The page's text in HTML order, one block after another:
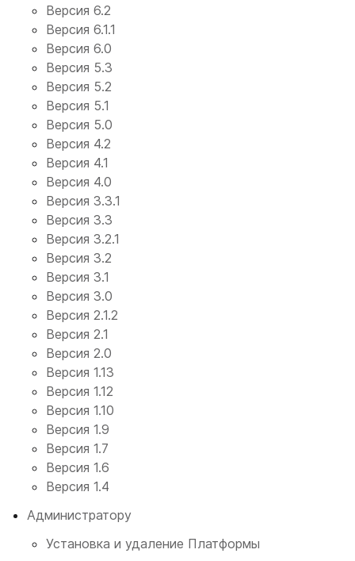
Версия 6.2
Версия 6.1.1
Версия 6.0
Версия 5.3
Версия 5.2
Версия 5.1
Версия 5.0
Версия 4.2
Версия 4.1
Версия 4.0
Версия 3.3.1
Версия 3.3
Версия 3.2.1
Версия 3.2
Версия 3.1
Версия 3.0
Версия 2.1.2
Версия 2.1
Версия 2.0
Версия 1.13
Версия 1.12
Версия 1.10
Версия 1.9
Версия 1.7
Версия 1.6
Версия 1.4
Администратору
Установка и удаление Платформы